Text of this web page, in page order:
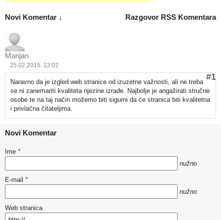
Razgovor RSS Komentara
Novi Komentar ↓
Marijan
25.02.2015. 12:02
#1
Naravno da je izgled web stranice od izuzetne važnosti, ali ne treba
se ni zanemariti kvaliteta njezine izrade. Najbolje je angažirati stručne
osobe te na taj način možemo biti sigurni da će stranica biti kvalitetna
i privlačna čitateljima.
Novi Komentar
Ime *
nužno
E-mail *
nužno
Web stranica